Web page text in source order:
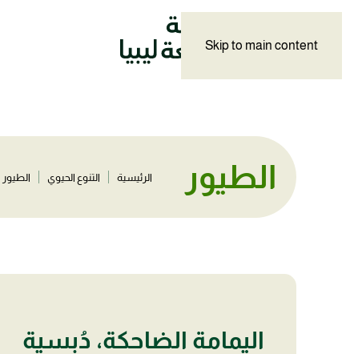
Skip to main content
الطيور الرئيسية التنوع الحيوي الطيور
اليمامة الضاحكة، دُبسية